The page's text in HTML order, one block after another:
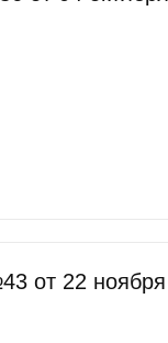
от 22 ноября